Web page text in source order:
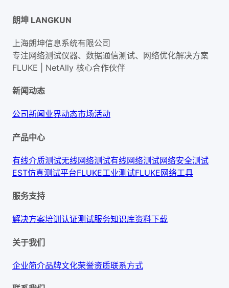
朗坤 LANGKUN
上海朗坤信息系统有限公司
专注网络测试仪器、数据通信测试、网络优化解决方案
FLUKE | NetAlly 核心合作伙伴
新闻动态
公司新闻业界动态市场活动
产品中心
有线介质测试无线网络测试有线网络测试网络安全测试
EST仿真测试平台FLUKE工业测试FLUKE网络工具
服务支持
解决方案培训认证测试服务知识库资料下载
关于我们
企业简介品牌文化荣誉资质联系方式